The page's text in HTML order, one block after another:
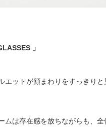
」
エットが顔まわりをすっきり
ムは存在感を放ちながらも、